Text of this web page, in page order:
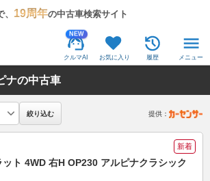
19周年の中古車検索サイト
NEW
クルマAI お気に入り 履歴 メニュー
ナの中古車
絞り込む 提供：
新着
ト 4WD 右H OP230 アルピナクラシック